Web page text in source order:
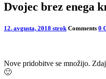
Dvojec brez enega
12. avgusta, 2018 strok Comments 0
Nove pridobitve se množijo.
🙂